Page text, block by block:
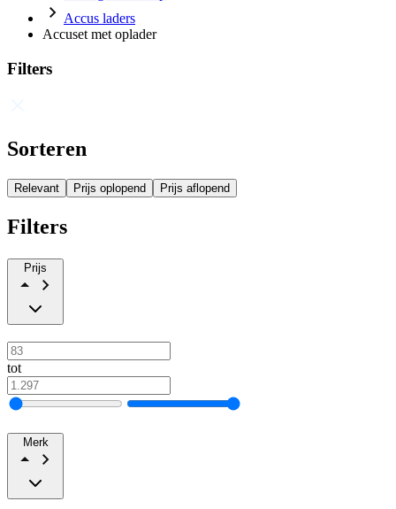
Accus laders
Accuset met oplader
Filters
Sorteren
Relevant Prijs oplopend Prijs aflopend
Filters
Prijs
tot
Merk